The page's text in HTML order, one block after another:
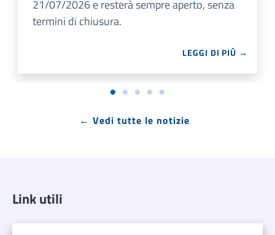
21/07/2026 e resterà sempre aperto, senza
termini di chiusura.
LEGGI DI PIÙ →
← Vedi tutte le notizie
Link utili